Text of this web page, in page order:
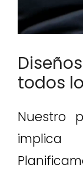
todos
Nuestro